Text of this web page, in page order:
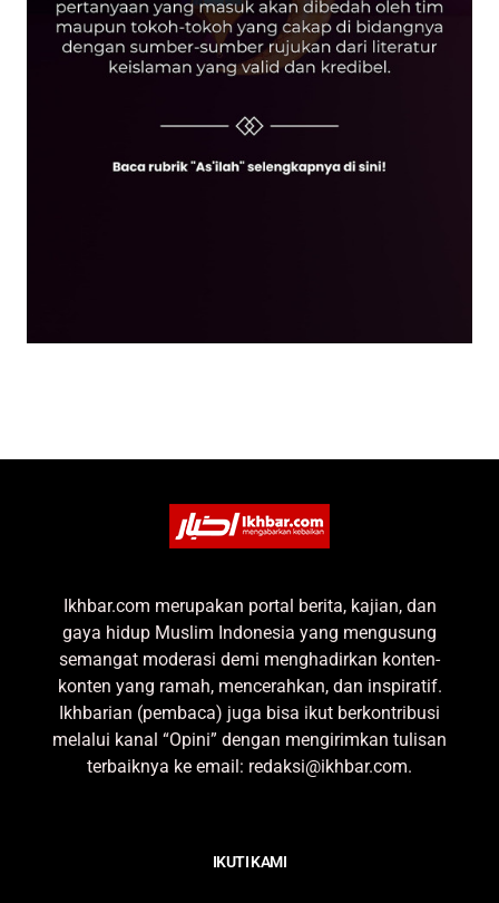
Ikhbar.com merupakan portal berita, kajian, dan
gaya hidup Muslim Indonesia yang mengusung
semangat moderasi demi menghadirkan konten-
konten yang ramah, mencerahkan, dan inspiratif.
Ikhbarian (pembaca) juga bisa ikut berkontribusi
melalui kanal “Opini” dengan mengirimkan tulisan
terbaiknya ke email: redaksi@ikhbar.com.
IKUTI KAMI